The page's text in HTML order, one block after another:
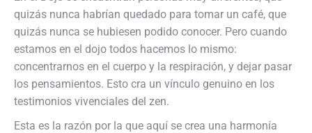
quizás nunca habrían quedado para tomar un café, que
quizás nunca se hubiesen podido conocer. Pero cuando
estamos en el dojo todos hacemos lo mismo:
concentrarnos en el cuerpo y la respiración, y dejar pasar
los pensamientos. Esto cra un vínculo genuino en los
testimonios vivenciales del zen.
Esta es la razón por la que aquí se crea una harmonía